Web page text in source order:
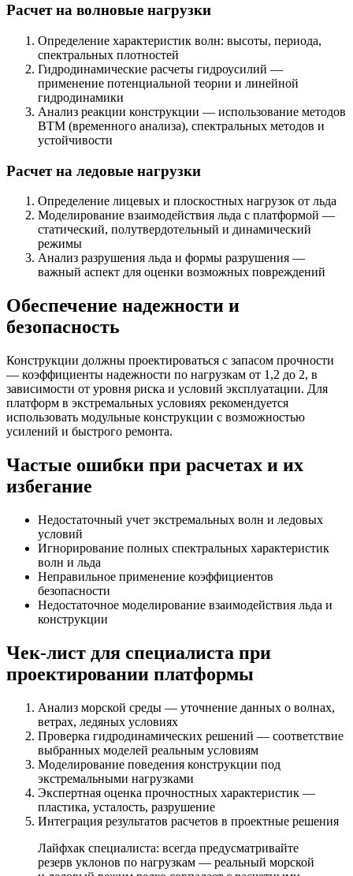
Расчет на волновые нагрузки
Определение характеристик волн: высоты, периода,
спектральных плотностей
Гидродинамические расчеты гидроусилий —
применение потенциальной теории и линейной
гидродинамики
Анализ реакции конструкции — использование методов
ВТМ (временного анализа), спектральных методов и
устойчивости
Расчет на ледовые нагрузки
Определение лицевых и плоскостных нагрузок от льда
Моделирование взаимодействия льда с платформой —
статический, полутвердотельный и динамический
режимы
Анализ разрушения льда и формы разрушения —
важный аспект для оценки возможных повреждений
Обеспечение надежности и
безопасность
Конструкции должны проектироваться с запасом прочности
— коэффициенты надежности по нагрузкам от 1,2 до 2, в
зависимости от уровня риска и условий эксплуатации. Для
платформ в экстремальных условиях рекомендуется
использовать модульные конструкции с возможностью
усилений и быстрого ремонта.
Частые ошибки при расчетах и их
избегание
Недостаточный учет экстремальных волн и ледовых
условий
Игнорирование полных спектральных характеристик
волн и льда
Неправильное применение коэффициентов
безопасности
Недостаточное моделирование взаимодействия льда и
конструкции
Чек-лист для специалиста при
проектировании платформы
Анализ морской среды — уточнение данных о волнах,
ветрах, ледяных условиях
Проверка гидродинамических решений — соответствие
выбранных моделей реальным условиям
Моделирование поведения конструкции под
экстремальными нагрузками
Экспертная оценка прочностных характеристик —
пластика, усталость, разрушение
Интеграция результатов расчетов в проектные решения
Лайфхак специалиста: всегда предусматривайте
резерв уклонов по нагрузкам — реальный морской